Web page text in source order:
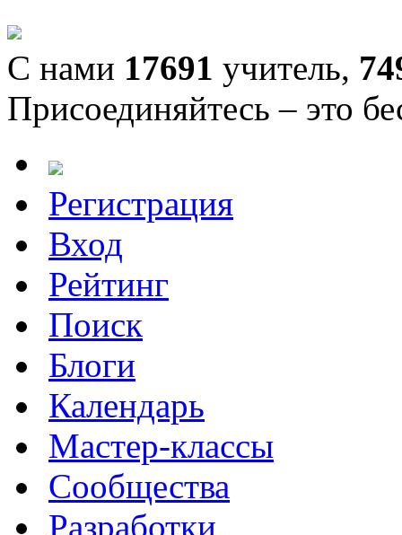
С нами 17691 учитель,
Присоединяйтесь – это
Регистрация
Вход
Рейтинг
Поиск
Блоги
Календарь
Мастер-классы
Сообщества
Разработки